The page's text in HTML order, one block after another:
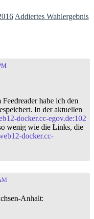
Addiertes Wahlergebnis
habe ich den
In der aktuellen
docker.cc-egov.de:102
wenig wie die Links, die
docker.cc-
Anhalt: